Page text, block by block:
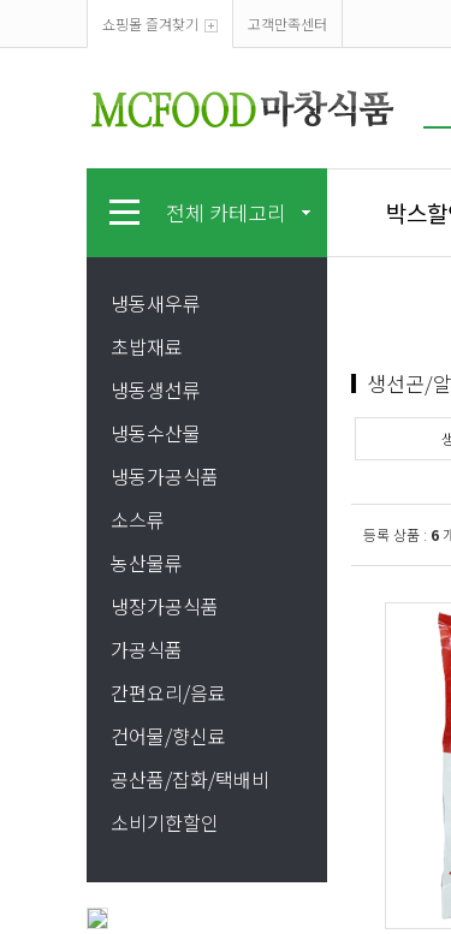
쇼핑몰 즐겨찾기 고객만족센터
전체 카테고리 박스
냉동새우류
초밥재료
냉동생선류
냉동수산물
냉동가공식품
소스류
농산물류
냉장가공식품
가공식품
간편요리/음료
건어물/향신료
공산품/잡화/택배비
소비기한할인
생선곤/
등록 상품 : 6